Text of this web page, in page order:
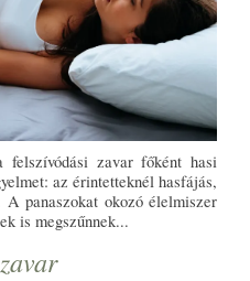
felszívódási zavar főként hasi
az érintetteknél hasfájás,
A panaszokat okozó élelmiszer
is megszűnnek...